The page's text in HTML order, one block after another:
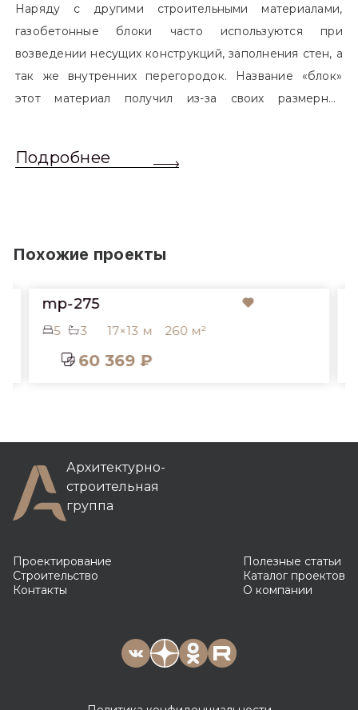
Наряду с другими строительными материалами,
газобетонные блоки часто используются при
возведении несущих конструкций, заполнения стен, а
так же внутренних перегородок. Название «блок»
этот материал получил из-за своих размерных
обычный одинарный кирпич. Размер блоков различен
Подробнее
Похожие проекты
mp-275
5 3 17×13 м 260 м²
60 369 ₽
Архитектурно-
строительная
группа
Проектирование
Строительство
Контакты
Полезные статьи
Каталог проектов
О компании